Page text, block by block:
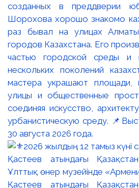
созданных в преддверии
Шорохова хорошо знакомо
раз бывал на улицах
городов Казахстана. Его
частью городской среды и
нескольких поколений
мастера украшают площади,
улицы и общественные
соединяя искусство,
урбанистическую среду.
30 августа 2026 года.